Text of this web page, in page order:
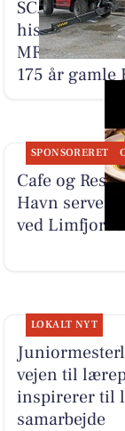
SCANTRUCK
historien om
MRT3570
175 år gamle
SPONSORERET
Cafe og
Havn
ved
LOKALT NYT
vejen til
inspirerer til
samarbejde